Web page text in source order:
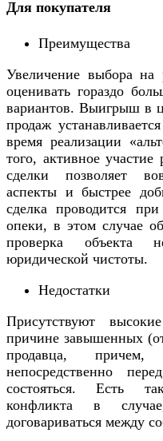
Для покупателя
Преимущества
Увеличение выбора
оценивать гораздо
вариантов. Выигрыш в
продаж
время реализации
того, активное участие
сделки позволяет
аспекты и быстрее
сделка проводится
опеки, в этом случае
проверка объекта
юридической чистоты.
Недостатки
Присутствуют
причине завышенных
продавца,
непосредственно
состояться. Есть
конфликта в
договариваться между